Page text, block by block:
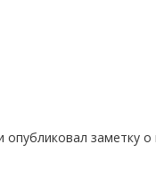
заметку